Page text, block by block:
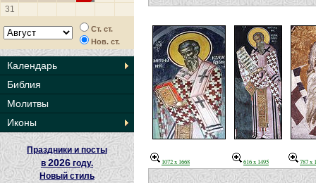
31
Ст. ст.
Нов. ст.
Календарь
Библия
Молитвы
Иконы
Праздники и посты
в2026 году.
Новый стиль
1072 x 1668 616 x 1495 787 x